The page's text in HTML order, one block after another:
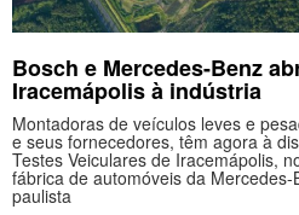
Bosch e Mercedes-Benz
Iracemápolis à indústria
Montadoras de veículos leves e
e seus fornecedores, têm agora à
Testes Veiculares de Iracemápolis,
fábrica de automóveis da
paulista